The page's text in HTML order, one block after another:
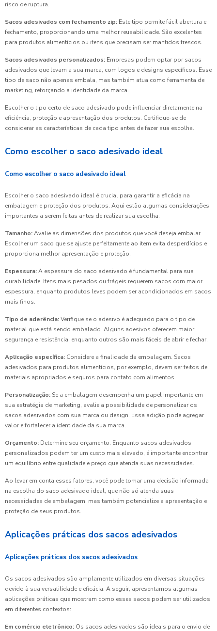
risco de ruptura.
Sacos adesivados com fechamento zip: Este tipo permite fácil abertura e
fechamento, proporcionando uma melhor reusabilidade. São excelentes
para produtos alimentícios ou itens que precisam ser mantidos frescos.
Sacos adesivados personalizados: Empresas podem optar por sacos
adesivados que levam a sua marca, com logos e designs específicos. Esse
tipo de saco não apenas embala, mas também atua como ferramenta de
marketing, reforçando a identidade da marca.
Escolher o tipo certo de saco adesivado pode influenciar diretamente na
eficiência, proteção e apresentação dos produtos. Certifique-se de
considerar as características de cada tipo antes de fazer sua escolha.
Como escolher o saco adesivado ideal
Como escolher o saco adesivado ideal
Escolher o saco adesivado ideal é crucial para garantir a eficácia na
embalagem e proteção dos produtos. Aqui estão algumas considerações
importantes a serem feitas antes de realizar sua escolha:
Tamanho:Avalie as dimensões dos produtos que você deseja embalar.
Escolher um saco que se ajuste perfeitamente ao item evita desperdícios e
proporciona melhor apresentação e proteção.
Espessura:A espessura do saco adesivado é fundamental para sua
durabilidade. Itens mais pesados ou frágeis requerem sacos com maior
espessura, enquanto produtos leves podem ser acondicionados em sacos
mais finos.
Tipo de aderência:Verifique se o adesivo é adequado para o tipo de
material que está sendo embalado. Alguns adesivos oferecem maior
segurança e resistência, enquanto outros são mais fáceis de abrir e fechar.
Aplicação específica: Considere a finalidade da embalagem. Sacos
adesivados para produtos alimentícios, por exemplo, devem ser feitos de
materiais apropriados e seguros para contato com alimentos.
Personalização: Se a embalagem desempenha um papel importante em
sua estratégia de marketing, avalie a possibilidade de personalizar os
sacos adesivados com sua marca ou design. Essa adição pode agregar
valor e fortalecer a identidade da sua marca.
Orçamento: Determine seu orçamento. Enquanto sacos adesivados
personalizados podem ter um custo mais elevado, é importante encontrar
um equilíbrio entre qualidade e preço que atenda suas necessidades.
Ao levar em conta esses fatores, você pode tomar uma decisão informada
na escolha do saco adesivado ideal, que não só atenda suas
necessidades de embalagem, mas também potencialize a apresentação e
proteção de seus produtos.
Aplicações práticas dos sacos adesivados
Aplicações práticas dos sacos adesivados
Os sacos adesivados são amplamente utilizados em diversas situações
devido à sua versatilidade e eficácia. A seguir, apresentamos algumas
aplicações práticas que mostram como esses sacos podem ser utilizados
em diferentes contextos:
Em comércio eletrônico: Os sacos adesivados são ideais para o envio de